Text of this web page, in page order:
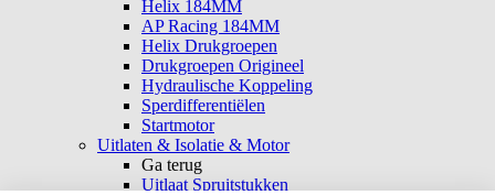
Helix 184MM
AP Racing 184MM
Helix Drukgroepen
Drukgroepen Origineel
Hydraulische Koppeling
Sperdifferentiëlen
Startmotor
Uitlaten & Isolatie & Motor
Ga terug
Uitlaat Spruitstukken